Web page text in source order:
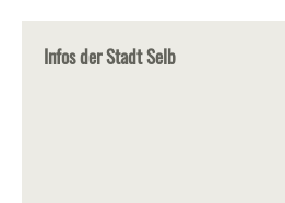
Infos der Stadt Selb